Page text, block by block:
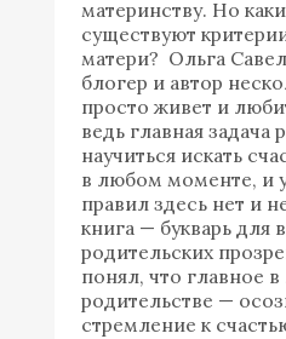
материнству. Но
существуют
матери? Ольга
блогер и автор
просто живет и
ведь главная задача
научиться искать
в любом моменте, и
правил здесь нет и
книга — букварь для
родительских
понял, что главное
родительстве —
стремление к